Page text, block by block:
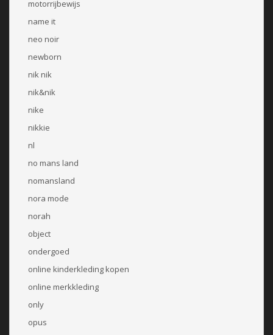
motorrijbewijs
name it
neo noir
newborn
nik nik
nik&nik
nike
nikkie
nl
no mans land
nomansland
nora mode
norah
object
ondergoed
online kinderkleding kopen
online merkkleding
only
opus